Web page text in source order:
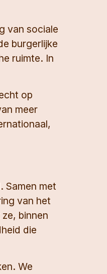
van sociale
burgerlijke
ruimte. In
op
meer
Samen met
van het
binnen
die
We